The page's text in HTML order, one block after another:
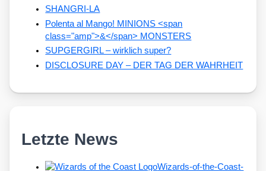
SHANGRI-LA
Polenta al Mango! MINIONS <span
class="amp">&</span> MONSTERS
SUPGERGIRL – wirklich super?
DISCLOSURE DAY – DER TAG DER WAHRHEIT
Letzte News
Wizards-of-the-Coast-